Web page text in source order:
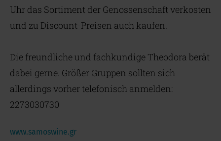
Uhr das Sortiment der Genossenschaft verkosten
und zu Discount-Preisen auch kaufen.
Die freundliche und fachkundige Theodora berät
dabei gerne. Größer Gruppen sollten sich
allerdings vorher telefonisch anmelden:
2273030730
www.samoswine.gr